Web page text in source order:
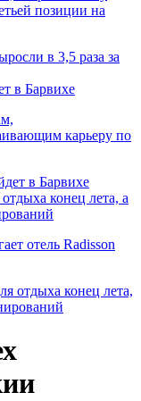
позиции на
в Барвихе
карьеру по
конец лета, а
отель Radisson